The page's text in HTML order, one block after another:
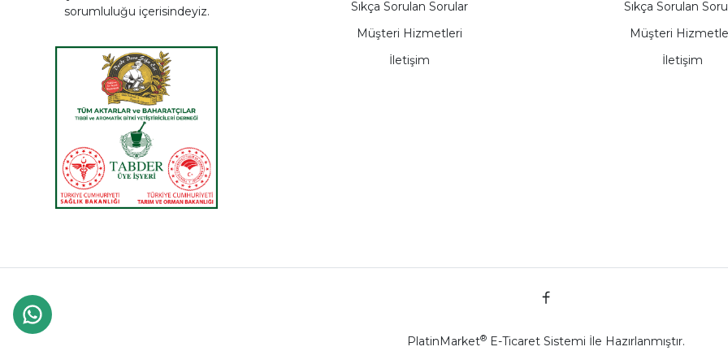
sorumluluğu içerisindeyiz.
Sıkça Sorulan Sorular
Müşteri Hizmetleri
İletişim
Sıkça Sorulan
Müşteri
İletişim
PlatinMarket® E-Ticaret Sistemi İle Hazırlanmıştır.